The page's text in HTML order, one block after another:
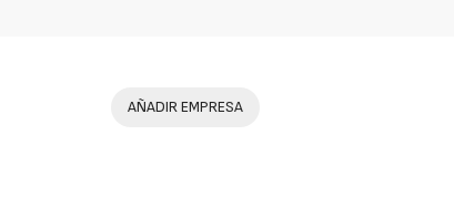
AÑADIR EMPRESA